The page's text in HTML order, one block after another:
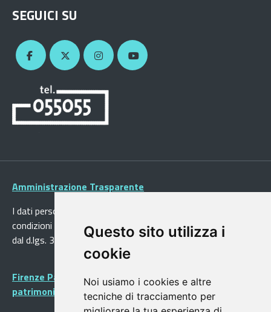
Questo sito utilizza i
cookie
Noi usiamo i cookies e altre
tecniche di tracciamento per
SEGUICI SU
Amministrazione Trasparente
I dati personali pubblicati sono riutilizzabili solo alle
condizioni previste dalla direttiva comunitaria 2003/98/CE e
dal d.lgs. 36/2006
Firenze Patrimonio Mondiale - Centro storico di Firenze
patrimonio dell’Umanità